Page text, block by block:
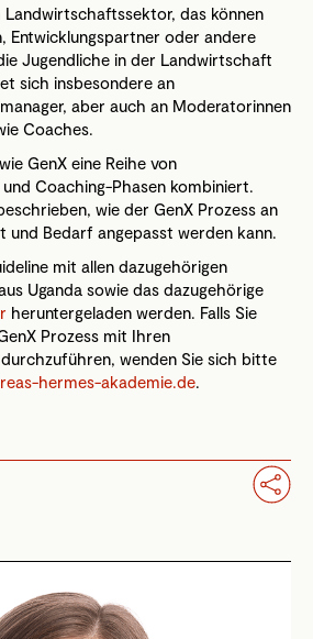
Landwirtschaftssektor, das können
Entwicklungspartner oder andere
Jugendliche in der Landwirtschaft
sich insbesondere an
aber auch an Moderatorinnen
Coaches.
GenX eine Reihe von
Coaching-Phasen kombiniert.
wie der GenX Prozess an
und Bedarf angepasst werden kann.
mit allen dazugehörigen
Uganda sowie das dazugehörige
heruntergeladen werden. Falls Sie
Prozess mit Ihren
wenden Sie sich bitte
hermes-akademie.de.